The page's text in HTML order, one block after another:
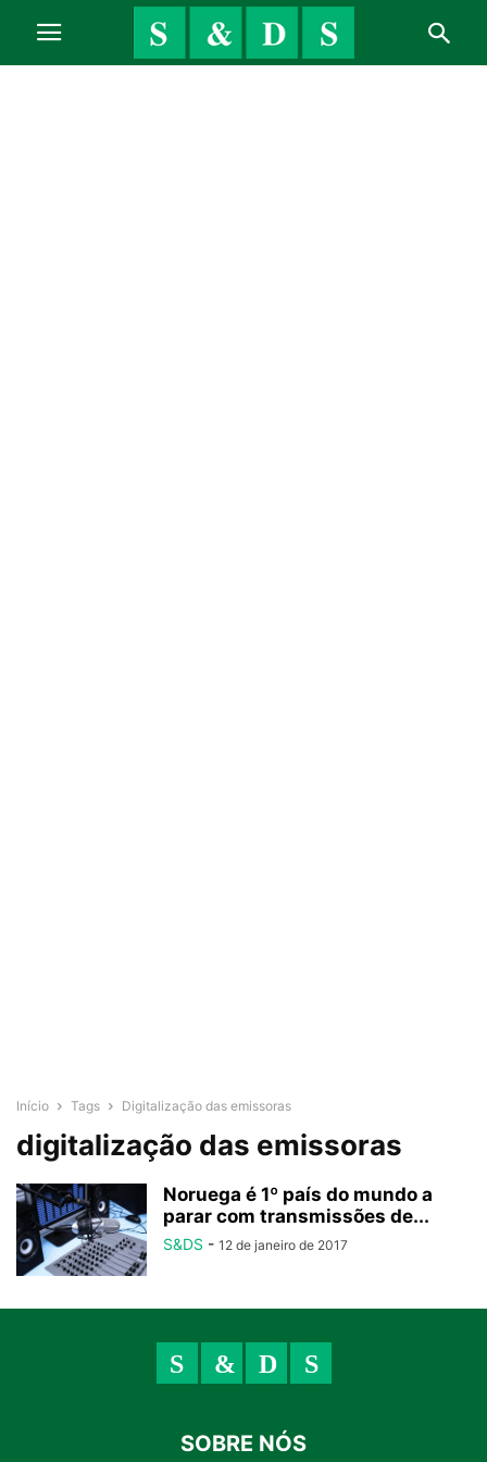
Início Tags Digitalização das emissoras
digitalização das emissoras
Noruega é 1º país do mundo a
parar com transmissões de...
S&DS - 12 de janeiro de 2017
SOBRE NÓS